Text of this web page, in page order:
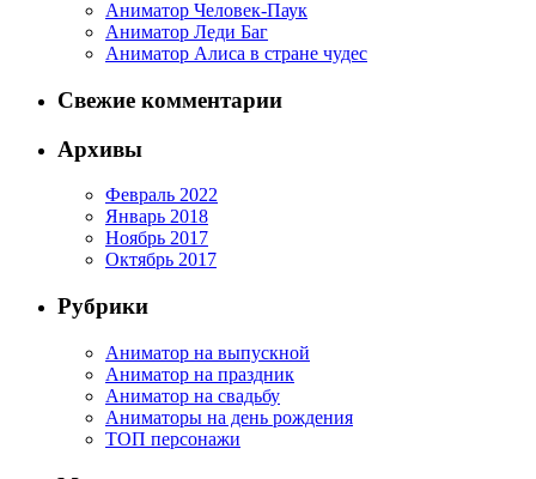
Аниматор Человек-Паук
Аниматор Леди Баг
Аниматор Алиса в стране чудес
Свежие комментарии
Архивы
Февраль 2022
Январь 2018
Ноябрь 2017
Октябрь 2017
Рубрики
Аниматор на выпускной
Аниматор на праздник
Аниматор на свадьбу
Аниматоры на день рождения
ТОП персонажи